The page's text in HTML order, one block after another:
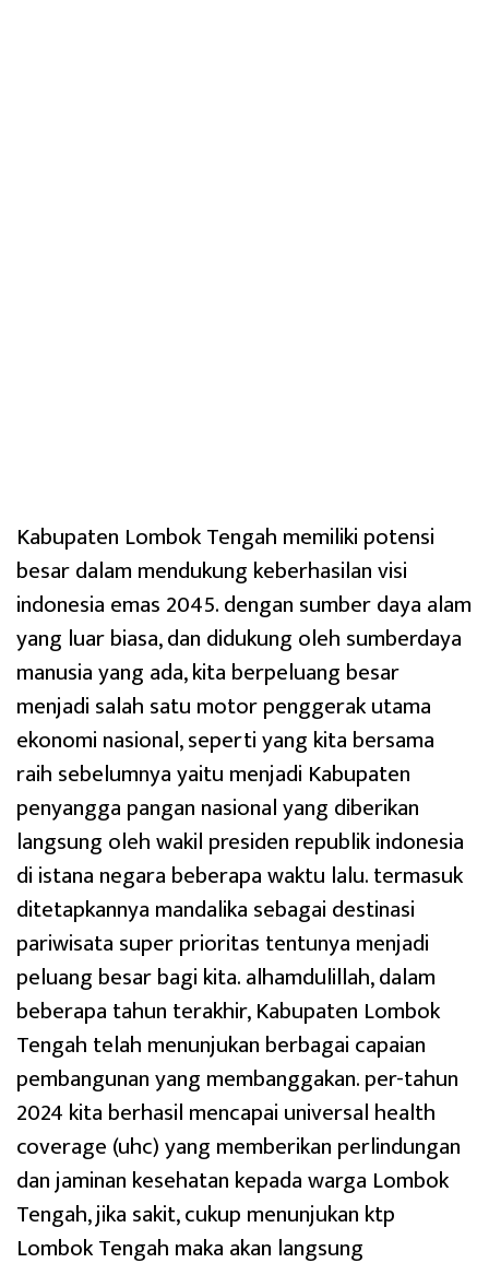
Kabupaten Lombok Tengah memiliki potensi
besar dalam mendukung keberhasilan visi
indonesia emas 2045. dengan sumber daya alam
yang luar biasa, dan didukung oleh sumberdaya
manusia yang ada, kita berpeluang besar
menjadi salah satu motor penggerak utama
ekonomi nasional, seperti yang kita bersama
raih sebelumnya yaitu menjadi Kabupaten
penyangga pangan nasional yang diberikan
langsung oleh wakil presiden republik indonesia
di istana negara beberapa waktu lalu. termasuk
ditetapkannya mandalika sebagai destinasi
pariwisata super prioritas tentunya menjadi
peluang besar bagi kita. alhamdulillah, dalam
beberapa tahun terakhir, Kabupaten Lombok
Tengah telah menunjukan berbagai capaian
pembangunan yang membanggakan. per-tahun
2024 kita berhasil mencapai universal health
coverage (uhc) yang memberikan perlindungan
dan jaminan kesehatan kepada warga Lombok
Tengah, jika sakit, cukup menunjukan ktp
Lombok Tengah maka akan langsung